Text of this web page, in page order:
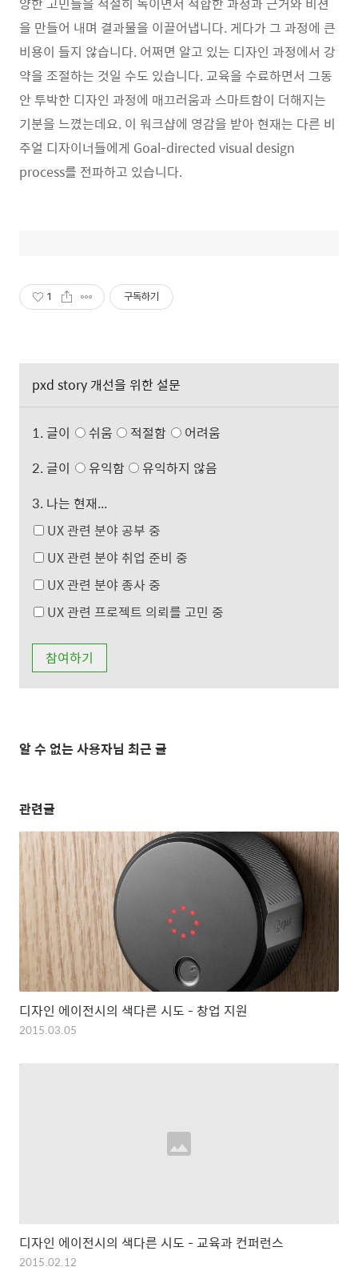
을 만들어 내며 결과물을 이끌어냅니다. 게다가 그 과정에 큰
비용이 들지 않습니다. 어쩌면 알고 있는 디자인 과정에서 강
약을 조절하는 것일 수도 있습니다. 교육을 수료하면서 그동
안 투박한 디자인 과정에 매끄러움과 스마트함이 더해지는
기분을 느꼈는데요. 이 워크샵에 영감을 받아 현재는 다른 비
주얼 디자이너들에게 Goal-directed visual design
process를 전파하고 있습니다.
1 구독하기
pxd story 개선을 위한 설문
1. 글이 쉬움 적절함
어려움
2. 글이
유익함
유익하지 않음
3. 나는 현재...
UX 관련 분야 공부 중
UX 관련 분야 취업 준비 중
UX 관련 분야 종사 중
UX 관련 프로젝트 의뢰를 고민 중
알 수 없는 사용자님 최근 글
관련글
디자인 에이전시의 색다른 시도 - 창업 지원
2015.03.05
디자인 에이전시의 색다른 시도 - 교육과 컨퍼런스
2015.02.12